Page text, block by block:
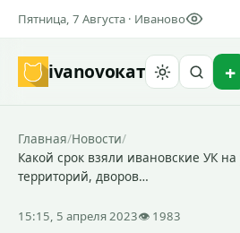
Пятница, 7 Августа · Иваново
ivanovoкат
Главная/Новости/
Какой срок взяли ивановские УК
территорий, дворов…
15:15, 5 апреля 2023👁 1983